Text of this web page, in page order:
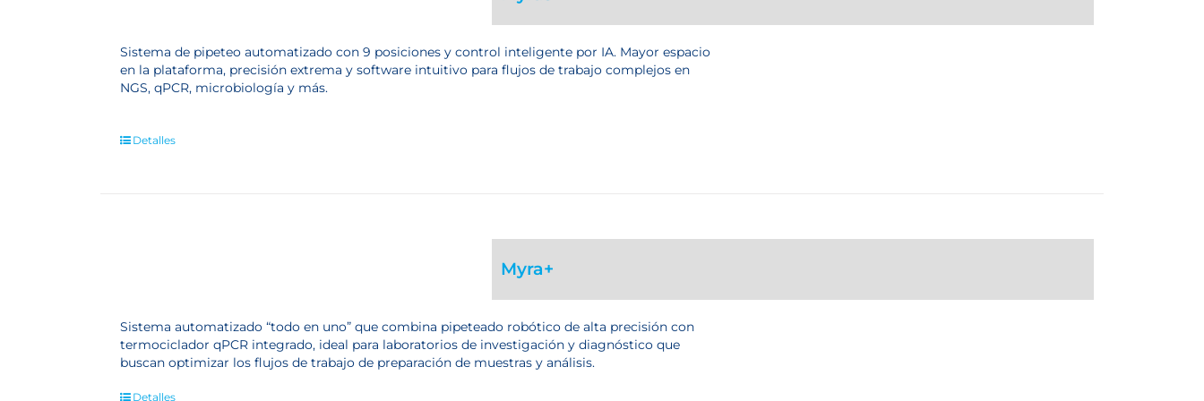
Sistema de pipeteo automatizado con 9 posiciones y control inteligente por IA. Mayor espacio
en la plataforma, precisión extrema y software intuitivo para flujos de trabajo complejos en
NGS, qPCR, microbiología y más.
Detalles
Myra+
Sistema automatizado “todo en uno” que combina pipeteado robótico de alta precisión con
termociclador qPCR integrado, ideal para laboratorios de investigación y diagnóstico que
buscan optimizar los flujos de trabajo de preparación de muestras y análisis.
Detalles